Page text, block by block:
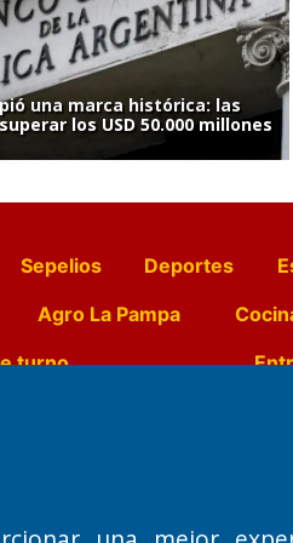
una marca histórica: las
los USD 50.000 millones
Sepelios Deportes
Agro La Pampa
turno
Primera edición: Domingo 3 de